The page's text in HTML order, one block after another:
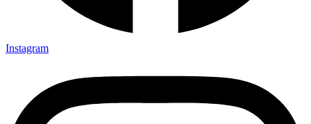
Instagram